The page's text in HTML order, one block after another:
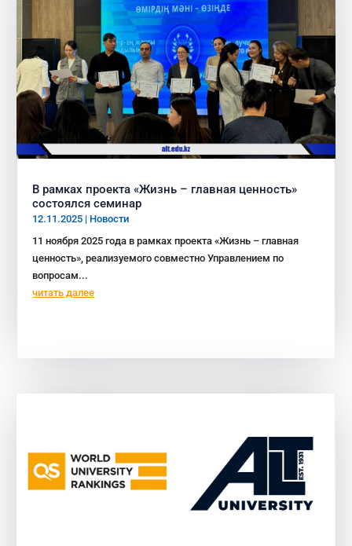
В рамках проекта «Жизнь – главная ценность»
состоялся семинар
12.11.2025 | Новости
11 ноября 2025 года в рамках проекта «Жизнь – главная
ценность», реализуемого совместно Управлением по
вопросам...
читать далее